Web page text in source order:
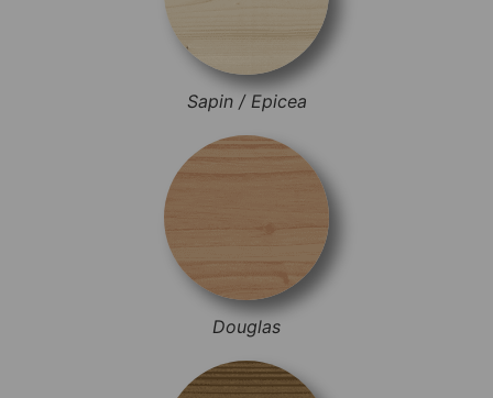
Sapin / Epicea
Douglas